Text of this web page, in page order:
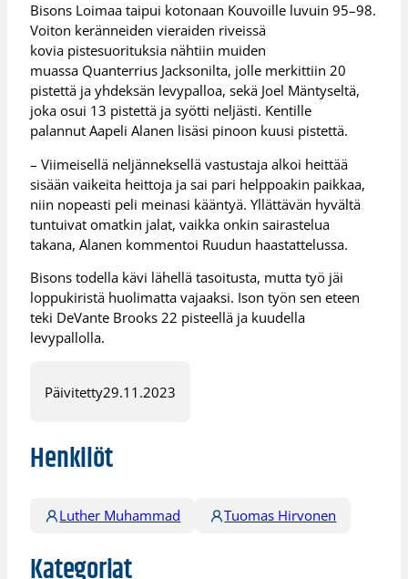
Bisons Loimaa taipui kotonaan Kouvoille luvuin 95–98.
Voiton keränneiden vieraiden riveissä
kovia pistesuorituksia nähtiin muiden
muassa Quanterrius Jacksonilta, jolle merkittiin 20
pistettä ja yhdeksän levypalloa, sekä Joel Mäntyseltä,
joka osui 13 pistettä ja syötti neljästi. Kentille
palannut Aapeli Alanen lisäsi pinoon kuusi pistettä.
– Viimeisellä neljänneksellä vastustaja alkoi heittää
sisään vaikeita heittoja ja sai pari helppoakin paikkaa,
niin nopeasti peli meinasi kääntyä. Yllättävän hyvältä
tuntuivat omatkin jalat, vaikka onkin sairastelua
takana, Alanen kommentoi Ruudun haastattelussa.
Bisons todella kävi lähellä tasoitusta, mutta työ jäi
loppukiristä huolimatta vajaaksi. Ison työn sen eteen
teki DeVante Brooks 22 pisteellä ja kuudella
levypallolla.
Päivitetty29.11.2023
Henkilöt
Luther Muhammad Tuomas Hirvonen
Kategoriat